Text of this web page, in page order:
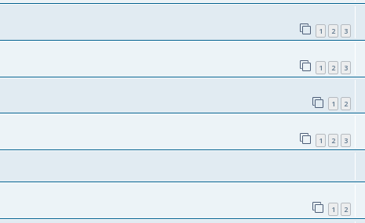
1 2 3
1 2 3
1 2
1 2 3
1 2